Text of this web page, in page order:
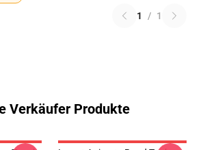
1 / 1
Verkäufer Produkte